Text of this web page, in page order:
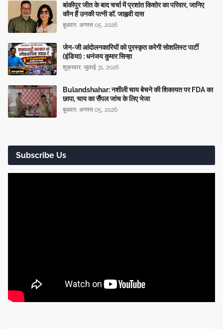
बांकीपुर जीत के बाद चर्चा में प्रशांत किशोर का परिवार, जानिए
कौन हैं उनकी पत्नी डॉ. जाह्नवी दास
बुधवार, अगस्त 05, 2026
जेन-जी आंदोलनकारियों को पुरस्कृत करेगी सोशलिस्ट पार्टी
(इंडिया) : धनंजय कुमार सिन्हा
शुक्रवार, जुलाई 31, 2026
Bulandshahar: नशीली चाय बेचने की शिकायत पर FDA का
छापा, चाय का सैंपल जांच के लिए भेजा
बुधवार, अगस्त 05, 2026
Subscribe Us